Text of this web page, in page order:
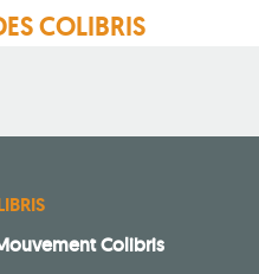
COLIBRIS
Colibris